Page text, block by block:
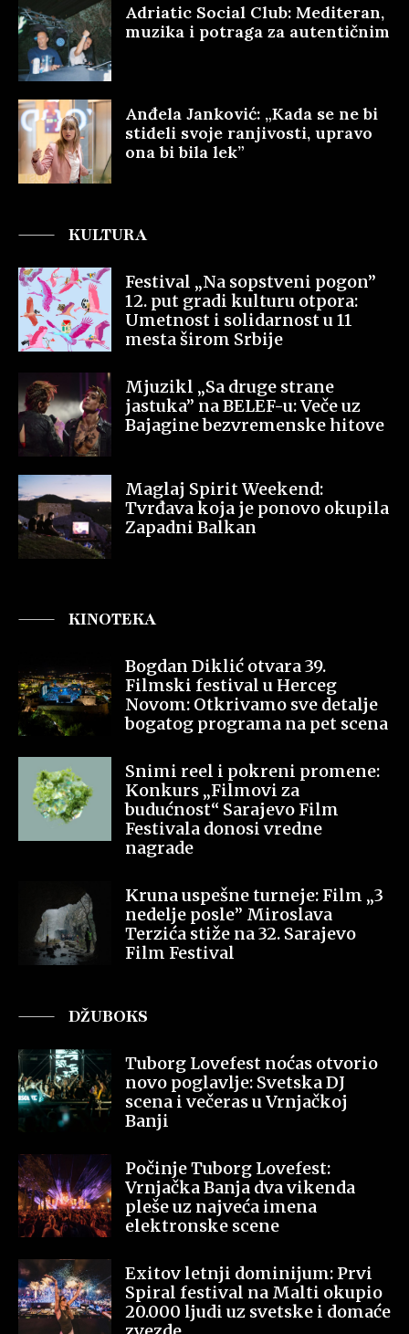
Adriatic Social Club: Mediteran,
muzika i potraga za autentičnim
Anđela Janković: „Kada se ne bi
stideli svoje ranjivosti, upravo
ona bi bila lek”
KULTURA
Festival „Na sopstveni pogon”
12. put gradi kulturu otpora:
Umetnost i solidarnost u 11
mesta širom Srbije
Mjuzikl „Sa druge strane
jastuka” na BELEF-u: Veče uz
Bajagine bezvremenske hitove
Maglaj Spirit Weekend:
Tvrđava koja je ponovo okupila
Zapadni Balkan
KINOTEKA
Bogdan Diklić otvara 39.
Filmski festival u Herceg
Novom: Otkrivamo sve detalje
bogatog programa na pet scena
Snimi reel i pokreni promene:
Konkurs „Filmovi za
budućnost“ Sarajevo Film
Festivala donosi vredne
nagrade
Kruna uspešne turneje: Film „3
nedelje posle” Miroslava
Terzića stiže na 32. Sarajevo
Film Festival
DŽUBOKS
Tuborg Lovefest noćas otvorio
novo poglavlje: Svetska DJ
scena i večeras u Vrnjačkoj
Banji
Počinje Tuborg Lovefest:
Vrnjačka Banja dva vikenda
pleše uz najveća imena
elektronske scene
Exitov letnji dominijum: Prvi
Spiral festival na Malti okupio
20.000 ljudi uz svetske i domaće